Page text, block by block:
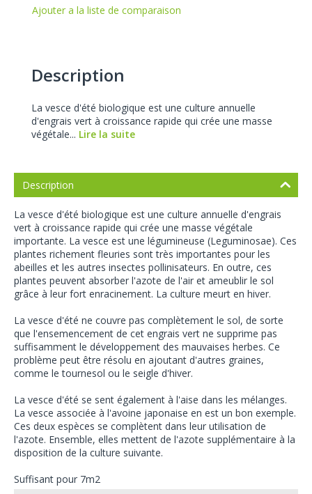
Ajouter a la liste de comparaison
Description
La vesce d'été biologique est une culture annuelle
d'engrais vert à croissance rapide qui crée une masse
végétale... Lire la suite
Description
La vesce d'été biologique est une culture annuelle d'engrais
vert à croissance rapide qui crée une masse végétale
importante. La vesce est une légumineuse (Leguminosae). Ces
plantes richement fleuries sont très importantes pour les
abeilles et les autres insectes pollinisateurs. En outre, ces
plantes peuvent absorber l'azote de l'air et ameublir le sol
grâce à leur fort enracinement. La culture meurt en hiver.
La vesce d'été ne couvre pas complètement le sol, de sorte
que l'ensemencement de cet engrais vert ne supprime pas
suffisamment le développement des mauvaises herbes. Ce
problème peut être résolu en ajoutant d'autres graines,
comme le tournesol ou le seigle d'hiver.
La vesce d'été se sent également à l'aise dans les mélanges.
La vesce associée à l'avoine japonaise en est un bon exemple.
Ces deux espèces se complètent dans leur utilisation de
l'azote. Ensemble, elles mettent de l'azote supplémentaire à la
disposition de la culture suivante.
Suffisant pour 7m2